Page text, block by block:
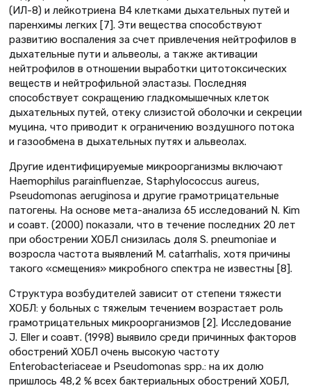
(ИЛ-8) и лейкотриена B4 клетками дыхательных путей и
паренхимы легких [7]. Эти вещества способствуют
развитию воспаления за счет привлечения нейтрофилов в
дыхательные пути и альвеолы, а также активации
нейтрофилов в отношении выработки цитотоксических
веществ и нейтрофильной эластазы. Последняя
способствует сокращению гладкомышечных клеток
дыхательных путей, отеку слизистой оболочки и секреции
муцина, что приводит к ограничению воздушного потока
и газообмена в дыхательных путях и альвеолах.
Другие идентифицируемые микроорганизмы включают
Haemophilus parainfluenzae, Staphylococcus aureus,
Pseudomonas aeruginosa и другие грамотрицательные
патогены. На основе мета-анализа 65 исследований N. Kim
и соавт. (2000) показали, что в течение последних 20 лет
при обострении ХОБЛ снизилась доля S. pneumoniae и
возросла частота выявлений M. catarrhalis, хотя причины
такого «смещения» микробного спектра не известны [8].
Структура возбудителей зависит от степени тяжести
ХОБЛ: у больных с тяжелым течением возрастает роль
грамотрицательных микроорганизмов [2]. Исследование
J. Eller и соавт. (1998) выявило среди причинных факторов
обострений ХОБЛ очень высокую частоту
Enterobacteriaceae и Pseudomonas spp.: на их долю
пришлось 48,2 % всех бактериальных обострений ХОБЛ,